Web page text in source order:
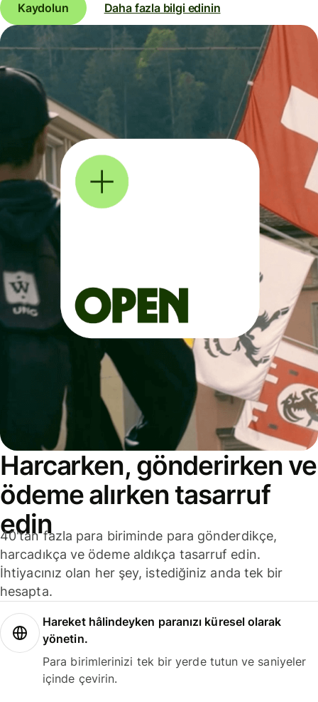
Kaydolun Daha fazla bilgi edinin
Harcarken, gönderirken ve
ödeme alırken tasarruf
edin
40'tan fazla para biriminde para gönderdikçe,
harcadıkça ve ödeme aldıkça tasarruf edin.
İhtiyacınız olan her şey, istediğiniz anda tek bir
hesapta.
Hareket hâlindeyken paranızı küresel olarak
yönetin.
Para birimlerinizi tek bir yerde tutun ve saniyeler
içinde çevirin.